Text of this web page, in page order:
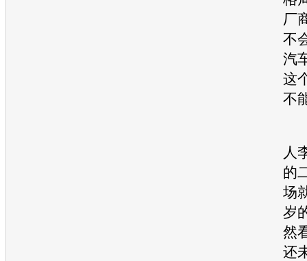
厂
不
汽
这
不
人
的
场
岁
然
还